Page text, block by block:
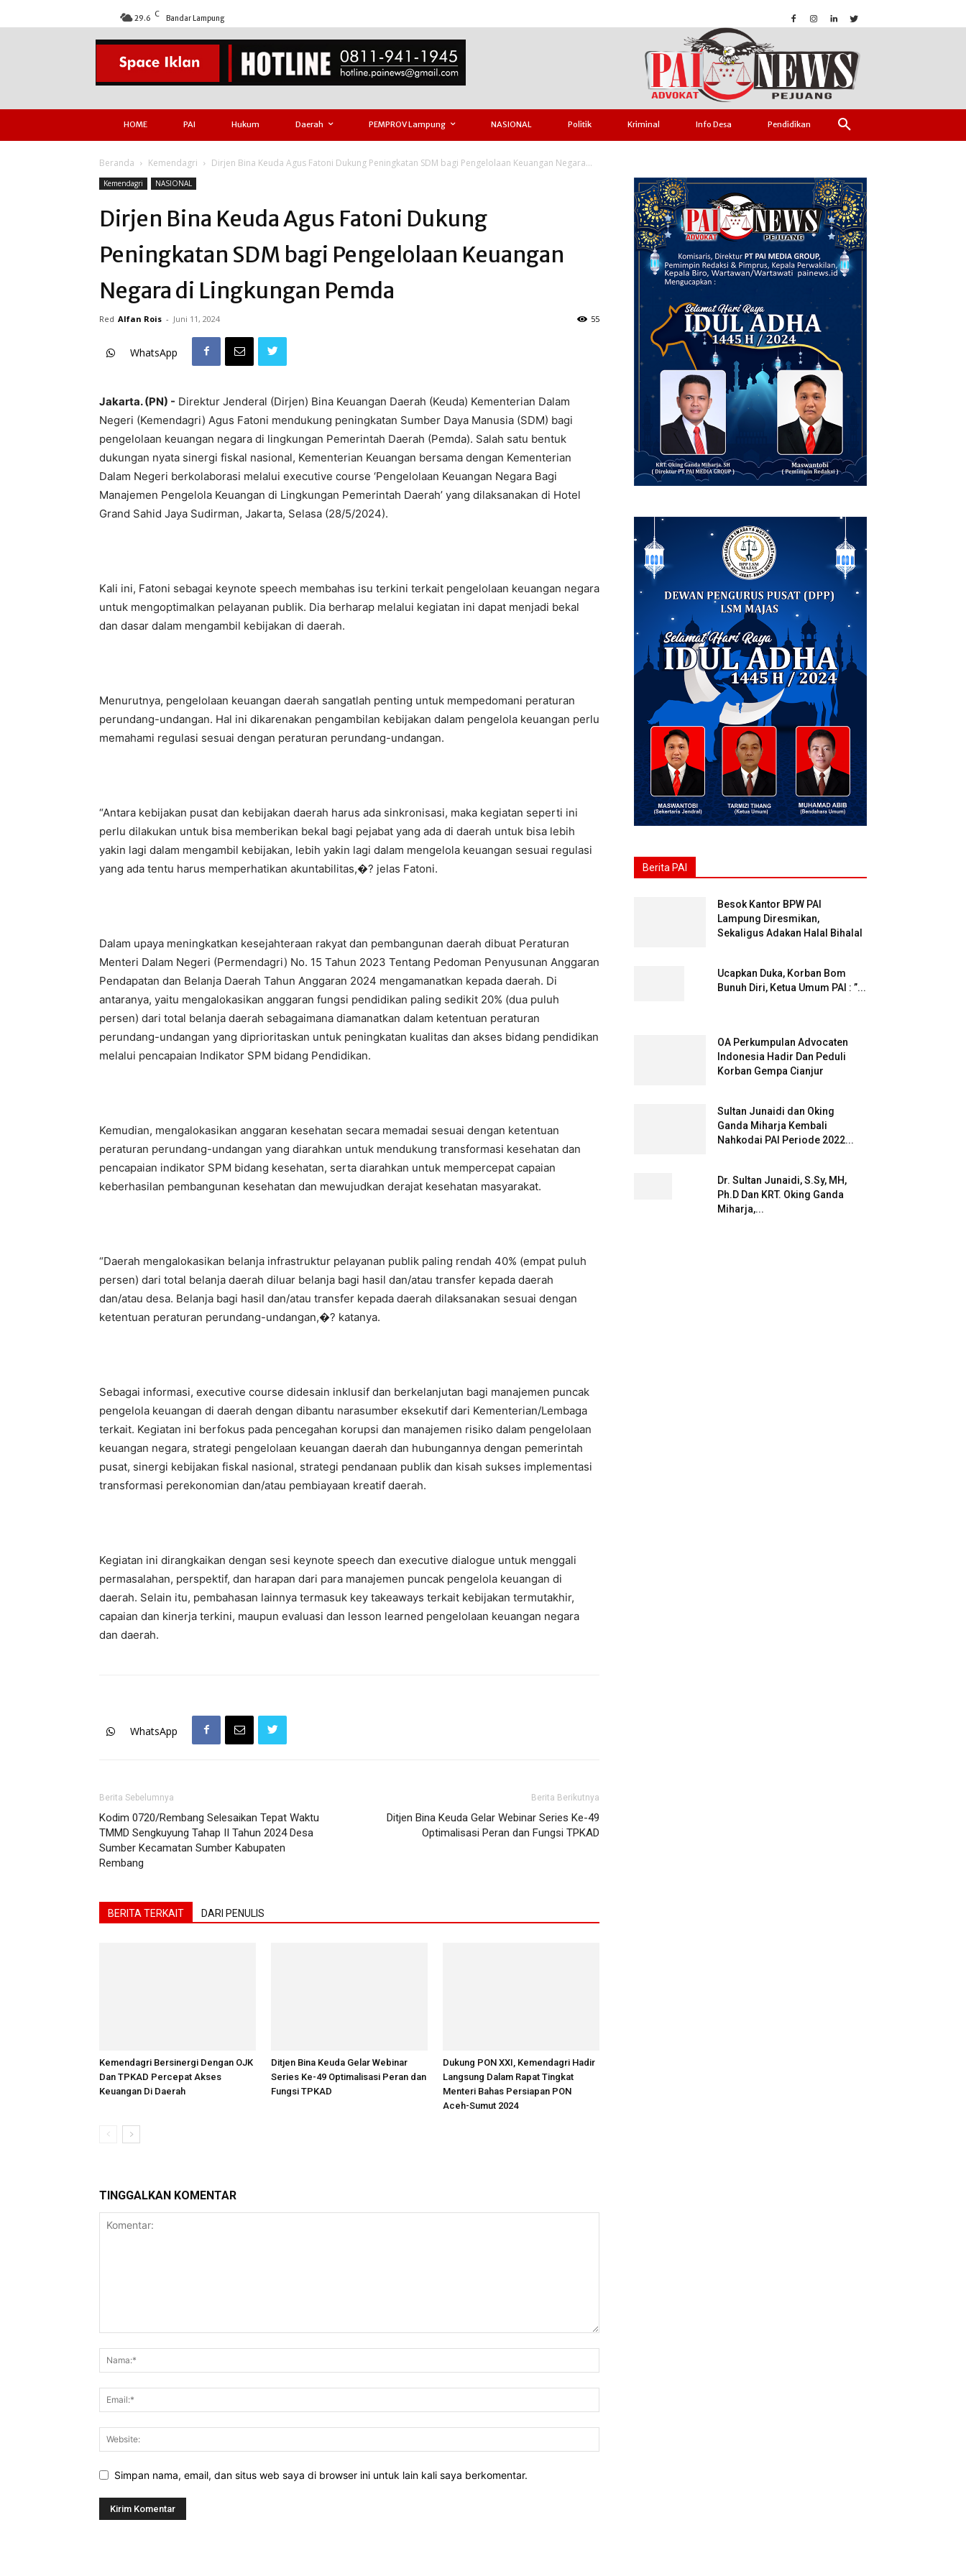
29.6 C Bandar Lampung
HOME PAI Hukum Daerah PEMPROV Lampung NASIONAL Politik Kriminal Info Desa Pendidikan
Beranda Kemendagri Dirjen Bina Keuda Agus Fatoni Dukung Peningkatan SDM bagi Pengelolaan Keuangan Negara...
Kemendagri NASIONAL
Dirjen Bina Keuda Agus Fatoni Dukung
Peningkatan SDM bagi Pengelolaan Keuangan
Negara di Lingkungan Pemda
Red Alfan Rois - Juni 11, 2024 55
WhatsApp
Jakarta. (PN) - Direktur Jenderal (Dirjen) Bina Keuangan Daerah (Keuda) Kementerian Dalam
Negeri (Kemendagri) Agus Fatoni mendukung peningkatan Sumber Daya Manusia (SDM) bagi
pengelolaan keuangan negara di lingkungan Pemerintah Daerah (Pemda). Salah satu bentuk
dukungan nyata sinergi fiskal nasional, Kementerian Keuangan bersama dengan Kementerian
Dalam Negeri berkolaborasi melalui executive course ‘Pengelolaan Keuangan Negara Bagi
Manajemen Pengelola Keuangan di Lingkungan Pemerintah Daerah’ yang dilaksanakan di Hotel
Grand Sahid Jaya Sudirman, Jakarta, Selasa (28/5/2024).
Kali ini, Fatoni sebagai keynote speech membahas isu terkini terkait pengelolaan keuangan negara
untuk mengoptimalkan pelayanan publik. Dia berharap melalui kegiatan ini dapat menjadi bekal
dan dasar dalam mengambil kebijakan di daerah.
Menurutnya, pengelolaan keuangan daerah sangatlah penting untuk mempedomani peraturan
perundang-undangan. Hal ini dikarenakan pengambilan kebijakan dalam pengelola keuangan perlu
memahami regulasi sesuai dengan peraturan perundang-undangan.
“Antara kebijakan pusat dan kebijakan daerah harus ada sinkronisasi, maka kegiatan seperti ini
perlu dilakukan untuk bisa memberikan bekal bagi pejabat yang ada di daerah untuk bisa lebih
yakin lagi dalam mengambil kebijakan, lebih yakin lagi dalam mengelola keuangan sesuai regulasi
yang ada tentu harus memperhatikan akuntabilitas,�? jelas Fatoni.
Dalam upaya meningkatkan kesejahteraan rakyat dan pembangunan daerah dibuat Peraturan
Menteri Dalam Negeri (Permendagri) No. 15 Tahun 2023 Tentang Pedoman Penyusunan Anggaran
Pendapatan dan Belanja Daerah Tahun Anggaran 2024 mengamanatkan kepada daerah. Di
antaranya, yaitu mengalokasikan anggaran fungsi pendidikan paling sedikit 20% (dua puluh
persen) dari total belanja daerah sebagaimana diamanatkan dalam ketentuan peraturan
perundang-undangan yang diprioritaskan untuk peningkatan kualitas dan akses bidang pendidikan
melalui pencapaian Indikator SPM bidang Pendidikan.
Kemudian, mengalokasikan anggaran kesehatan secara memadai sesuai dengan ketentuan
peraturan perundang-undangan yang diarahkan untuk mendukung transformasi kesehatan dan
pencapaian indikator SPM bidang kesehatan, serta diarahkan untuk mempercepat capaian
keberhasilan pembangunan kesehatan dan mewujudkan derajat kesehatan masyarakat.
“Daerah mengalokasikan belanja infrastruktur pelayanan publik paling rendah 40% (empat puluh
persen) dari total belanja daerah diluar belanja bagi hasil dan/atau transfer kepada daerah
dan/atau desa. Belanja bagi hasil dan/atau transfer kepada daerah dilaksanakan sesuai dengan
ketentuan peraturan perundang-undangan,�? katanya.
Sebagai informasi, executive course didesain inklusif dan berkelanjutan bagi manajemen puncak
pengelola keuangan di daerah dengan dibantu narasumber eksekutif dari Kementerian/Lembaga
terkait. Kegiatan ini berfokus pada pencegahan korupsi dan manajemen risiko dalam pengelolaan
keuangan negara, strategi pengelolaan keuangan daerah dan hubungannya dengan pemerintah
pusat, sinergi kebijakan fiskal nasional, strategi pendanaan publik dan kisah sukses implementasi
transformasi perekonomian dan/atau pembiayaan kreatif daerah.
Kegiatan ini dirangkaikan dengan sesi keynote speech dan executive dialogue untuk menggali
permasalahan, perspektif, dan harapan dari para manajemen puncak pengelola keuangan di
daerah. Selain itu, pembahasan lainnya termasuk key takeaways terkait kebijakan termutakhir,
capaian dan kinerja terkini, maupun evaluasi dan lesson learned pengelolaan keuangan negara
dan daerah.
WhatsApp
Berita Sebelumnya
Kodim 0720/Rembang Selesaikan Tepat Waktu
TMMD Sengkuyung Tahap II Tahun 2024 Desa
Sumber Kecamatan Sumber Kabupaten
Rembang
Berita Berikutnya
Ditjen Bina Keuda Gelar Webinar Series Ke-49
Optimalisasi Peran dan Fungsi TPKAD
BERITA TERKAIT DARI PENULIS
Kemendagri Bersinergi Dengan OJK
Dan TPKAD Percepat Akses
Keuangan Di Daerah
Ditjen Bina Keuda Gelar Webinar
Series Ke-49 Optimalisasi Peran dan
Fungsi TPKAD
Dukung PON XXI, Kemendagri Hadir
Langsung Dalam Rapat Tingkat
Menteri Bahas Persiapan PON
Aceh-Sumut 2024
TINGGALKAN KOMENTAR
Simpan nama, email, dan situs web saya di browser ini untuk lain kali saya berkomentar.
Berita PAI
Besok Kantor BPW PAI
Lampung Diresmikan,
Sekaligus Adakan Halal Bihalal
Ucapkan Duka, Korban Bom
Bunuh Diri, Ketua Umum PAI : ”...
OA Perkumpulan Advocaten
Indonesia Hadir Dan Peduli
Korban Gempa Cianjur
Sultan Junaidi dan Oking
Ganda Miharja Kembali
Nahkodai PAI Periode 2022...
Dr. Sultan Junaidi, S.Sy, MH,
Ph.D Dan KRT. Oking Ganda
Miharja,...